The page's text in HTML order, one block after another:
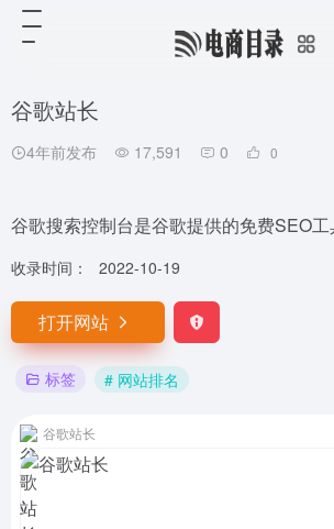
谷歌站长
4年前发布 17,591 0 0
谷歌搜索控制台是谷歌提供的免费SEO工
收录时间： 2022-10-19
打开网站
标签 # 网站排名
谷歌站长